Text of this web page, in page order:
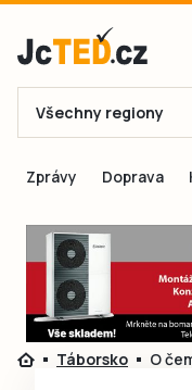
E-mail
Všechny regiony
Zprávy Doprava
Táborsko O